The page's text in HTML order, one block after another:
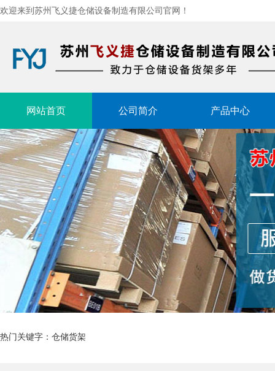
欢迎来到苏州飞义捷仓储设备制造有限公司官网！
网站首页 公司简介 产品中心
热门关键字： 仓储货架